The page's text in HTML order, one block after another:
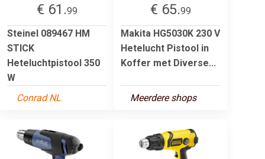
€ 61.99
Steinel 089467 HM
STICK
Heteluchtpistool 350
W
Conrad NL
€ 65.99
Makita HG5030K 230 V
Hetelucht Pistool in
Koffer met Diverse...
Meerdere shops